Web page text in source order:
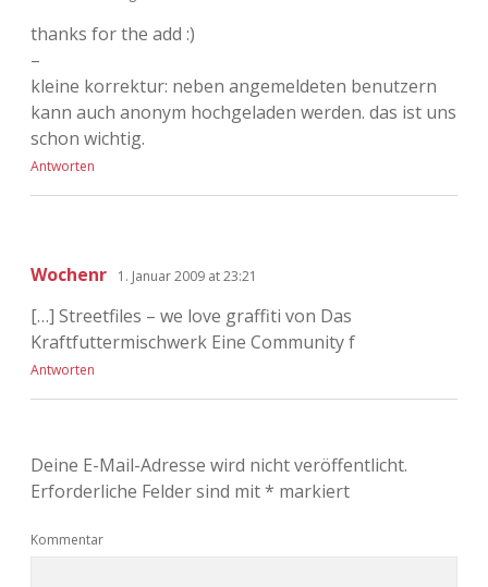
thanks for the add :)
–
kleine korrektur: neben angemeldeten benutzern
kann auch anonym hochgeladen werden. das ist uns
schon wichtig.
Antworten
Wochenr 1. Januar 2009 at 23:21
[…] Streetfiles – we love graffiti von Das
Kraftfuttermischwerk Eine Community f
Antworten
Deine E-Mail-Adresse wird nicht veröffentlicht.
Erforderliche Felder sind mit* markiert
Kommentar